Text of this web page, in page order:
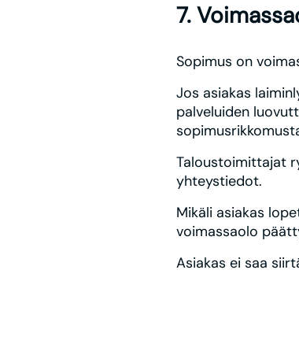
7.
Sopimus on
Jos asiakas
palveluiden
Taloustoimittajat
yhteystiedot.
Mikäli asiakas
voimassaolo
Asiakas ei saa